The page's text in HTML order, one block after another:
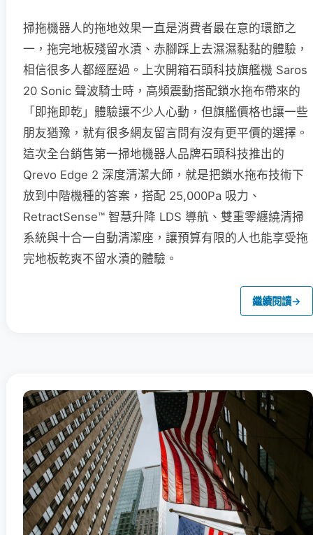
掃拖機器人的拖地效果一直是消費者最在意的環節之
一，拖完地板殘留水漬、赤腳踩上去濕濕黏黏的體驗，
相信很多人都經歷過。上次開箱石頭科技旗艦機 Saros
20 Sonic 聲波騎士時，高頻震動搭配鎖水拖布帶來的
「即拖即乾」體驗讓不少人心動，但旗艦價格也讓一些
朋友猶豫，就有很多網友留言問有沒有更平價的選擇。
這次全台銷售第一掃地機器人品牌石頭科技推出的
Qrevo Edge 2 深度清潔大師，就是把鎖水拖布技術下
放到中階機種的答案，搭配 25,000Pa 吸力、
RetractSense™ 智慧升降 LDS 導航、雙重零纏繞清掃
系統與十合一自動清潔座，讓預算有限的人也能享受拖
完地板乾爽不留水漬的體驗。
繼續閱讀→